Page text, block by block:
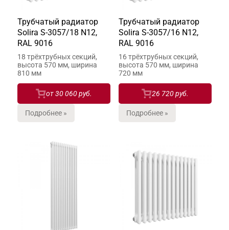
Трубчатый радиатор
Solira S-3057/18 N12,
RAL 9016
18 трёхтрубных секций,
высота 570 мм, ширина
810 мм
от30 060 руб.
Подробнее »
Трубчатый радиатор
Solira S-3057/16 N12,
RAL 9016
16 трёхтрубных секций,
высота 570 мм, ширина
720 мм
26 720 руб.
Подробнее »